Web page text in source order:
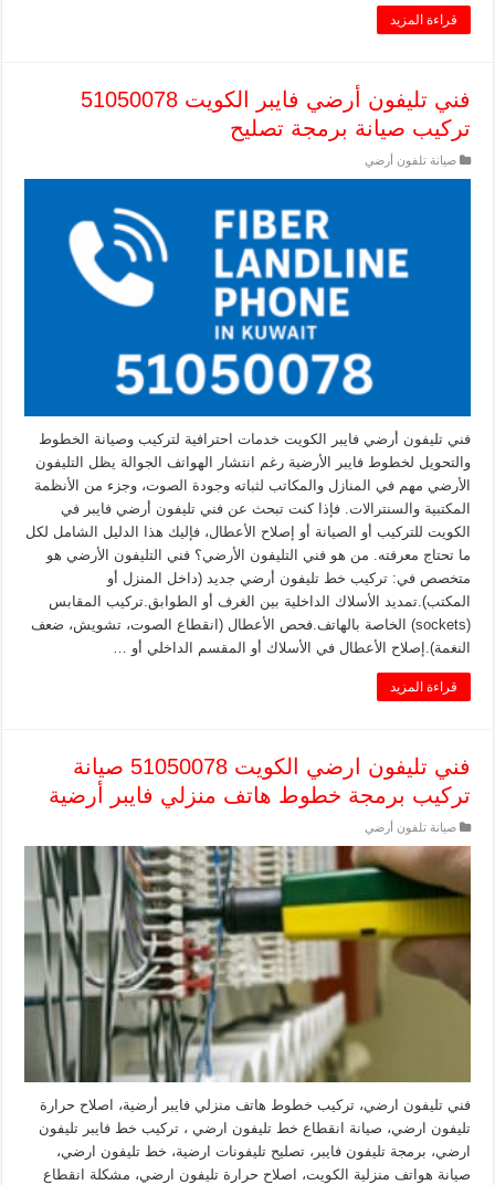
قراءة المزيد
فني تليفون أرضي فايبر الكويت 51050078
تركيب صيانة برمجة تصليح
صيانة تلفون أرضي
فني تليفون أرضي فايبر الكويت خدمات احترافية لتركيب وصيانة الخطوط
والتحويل لخطوط فايبر الأرضية رغم انتشار الهواتف الجوالة يظل التليفون
الأرضي مهم في المنازل والمكاتب لثباته وجودة الصوت، وجزء من الأنظمة
المكتبية والسنترالات. فإذا كنت تبحث عن فني تليفون أرضي فايبر في
الكويت للتركيب أو الصيانة أو إصلاح الأعطال، فإليك هذا الدليل الشامل لكل
ما تحتاج معرفته. من هو فني التليفون الأرضي؟ فني التليفون الأرضي هو
متخصص في: تركيب خط تليفون أرضي جديد (داخل المنزل أو
المكتب).تمديد الأسلاك الداخلية بين الغرف أو الطوابق.تركيب المقابس
(sockets) الخاصة بالهاتف.فحص الأعطال (انقطاع الصوت، تشويش، ضعف
النغمة).إصلاح الأعطال في الأسلاك أو المقسم الداخلي أو …
قراءة المزيد
فني تليفون ارضي الكويت 51050078 صيانة
تركيب برمجة خطوط هاتف منزلي فايبر أرضية
صيانة تلفون أرضي
فني تليفون ارضي، تركيب خطوط هاتف منزلي فايبر أرضية، اصلاح حرارة
تليفون ارضي، صيانة انقطاع خط تليفون ارضي ، تركيب خط فايبر تليفون
ارضي، برمجة تليفون فايبر، تصليح تليفونات ارضية، خط تليفون ارضي،
صيانة هواتف منزلية الكويت، اصلاح حرارة تليفون ارضي، مشكلة انقطاع